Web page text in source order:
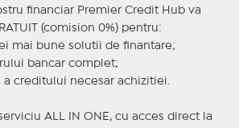
financiar Premier Credit Hub va
(comision 0%) pentru:
mai bune solutii de finantare;
bancar complet;
creditului necesar achizitiei.
ALL IN ONE, cu acces direct la